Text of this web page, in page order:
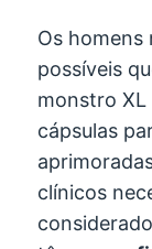
Os homens
possíveis
monstro XL
cápsulas
clínicos